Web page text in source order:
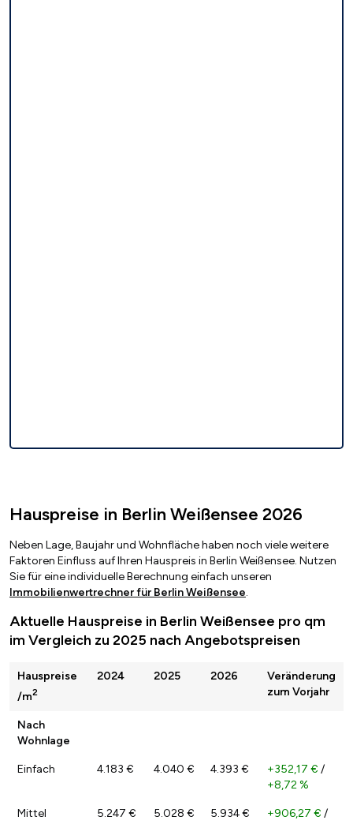
Hauspreise in Berlin Weißensee 2026
Neben Lage, Baujahr und Wohnfläche haben noch viele weitere
Faktoren Einfluss auf Ihren Hauspreis in Berlin Weißensee. Nutzen
Sie für eine individuelle Berechnung einfach unseren
Immobilienwertrechner für Berlin Weißensee.
Aktuelle Hauspreise in Berlin Weißensee pro qm
im Vergleich zu 2025 nach Angebotspreisen
Hauspreise
/m2
2024 2025 2026
Veränderung
zum Vorjahr
Nach
Wohnlage
Einfach 4.183 € 4.040 € 4.393 € +352,17 € /
+8,72 %
Mittel 5.247 € 5.028 € 5.934 € +906,27 € /